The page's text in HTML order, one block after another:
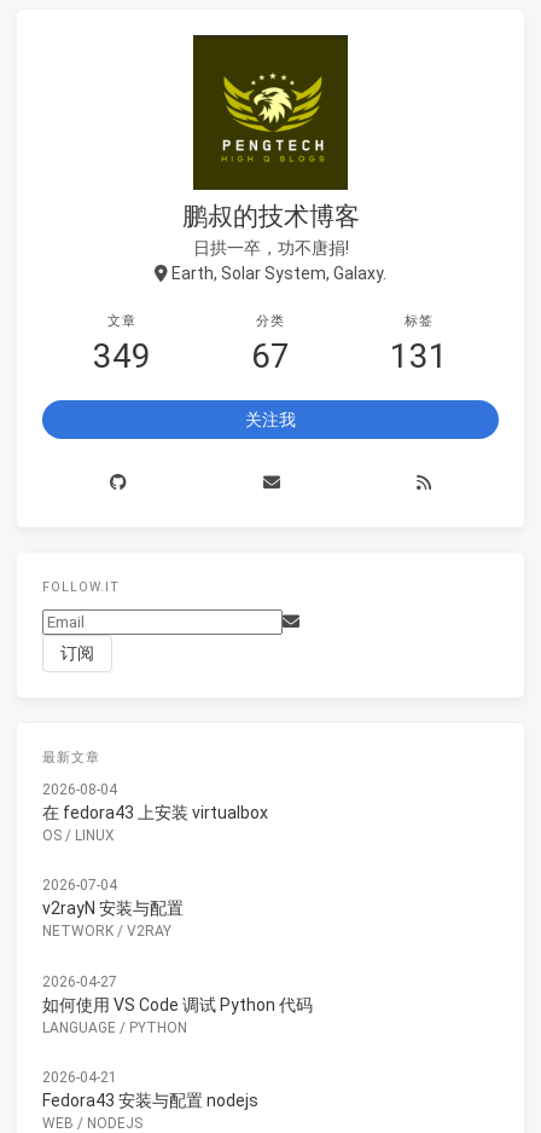
鹏叔的技术博客
日拱一卒，功不唐捐!
Earth, Solar System, Galaxy.
文章
349
分类
67
标签
131
关注我
FOLLOW.IT
最新文章
2026-08-04
在 fedora43 上安装 virtualbox
OS / LINUX
2026-07-04
v2rayN 安装与配置
NETWORK / V2RAY
2026-04-27
如何使用 VS Code 调试 Python 代码
LANGUAGE / PYTHON
2026-04-21
Fedora43 安装与配置 nodejs
WEB / NODEJS